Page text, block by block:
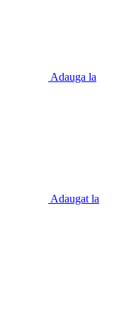
Adauga la
Adaugat la